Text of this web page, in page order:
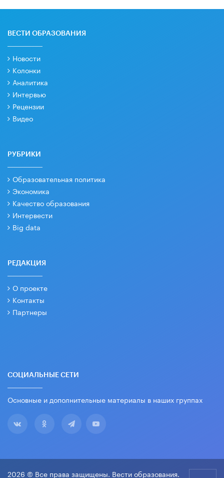
ВЕСТИ ОБРАЗОВАНИЯ
Новости
Колонки
Аналитика
Интервью
Рецензии
Видео
РУБРИКИ
Образовательная политика
Экономика
Качество образования
Интервести
Big data
РЕДАКЦИЯ
О проекте
Контакты
Партнеры
СОЦИАЛЬНЫЕ СЕТИ
Основные и дополнительные материалы в наших группах
2026 © Все права защищены. Вести образования.